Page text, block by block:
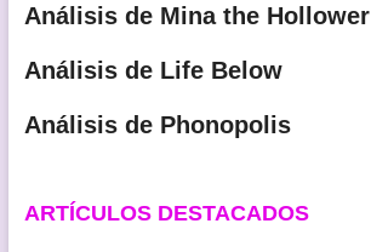
Análisis de Mina the Hollower
Análisis de Life Below
Análisis de Phonopolis
ARTÍCULOS DESTACADOS